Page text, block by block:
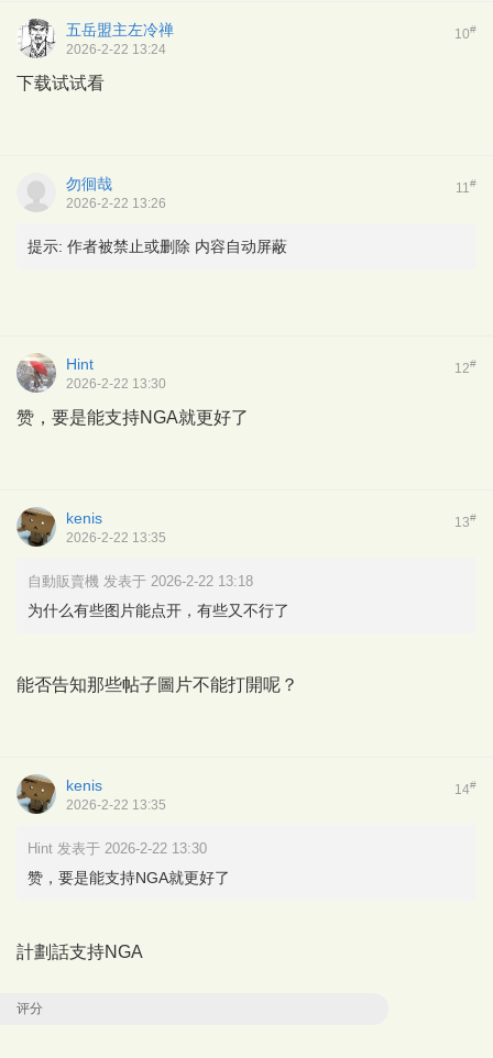
10#
五岳盟主左冷禅
2026-2-22 13:24
下载试试看
11#
勿徊哉
2026-2-22 13:26
提示: 作者被禁止或删除 内容自动屏蔽
12#
Hint
2026-2-22 13:30
赞，要是能支持NGA就更好了
13#
kenis
2026-2-22 13:35
自動販賣機 发表于 2026-2-22 13:18
为什么有些图片能点开，有些又不行了
能否告知那些帖子圖片不能打開呢？
14#
kenis
2026-2-22 13:35
Hint 发表于 2026-2-22 13:30
赞，要是能支持NGA就更好了
計劃話支持NGA
评分